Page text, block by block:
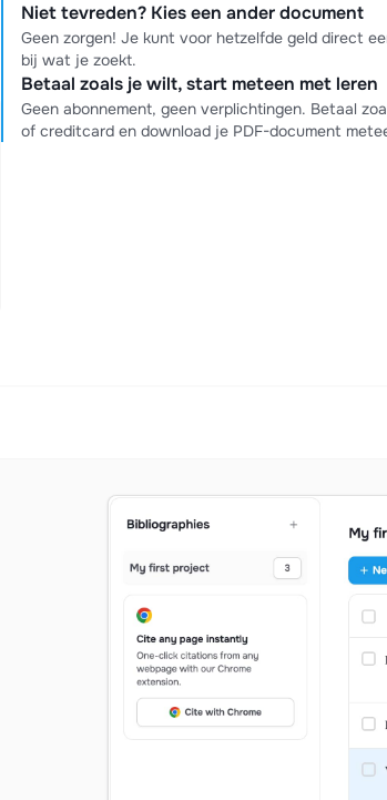
Niet tevreden? Kies een ander document
Geen zorgen! Je kunt voor hetzelfde geld direct
bij wat je zoekt.
Betaal zoals je wilt, start meteen met leren
Geen abonnement, geen verplichtingen. Betaal
of creditcard en download je PDF-document